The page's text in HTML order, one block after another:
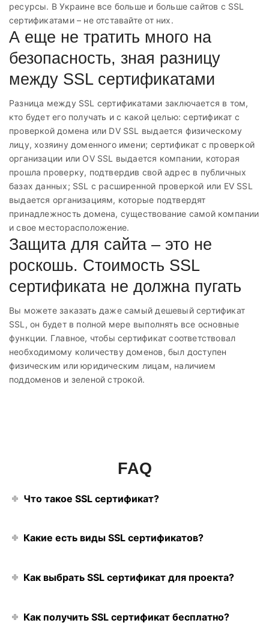
ресурсы. В Украине все больше и больше сайтов с SSL
сертификатами – не отставайте от них.
А еще не тратить много на
безопасность, зная разницу
между SSL сертификатами
Разница между SSL сертификатами заключается в том,
кто будет его получать и с какой целью: сертификат с
проверкой домена или DV SSL выдается физическому
лицу, хозяину доменного имени; сертификат с проверкой
организации или OV SSL выдается компании, которая
прошла проверку, подтвердив свой адрес в публичных
базах данных; SSL с расширенной проверкой или EV SSL
выдается организациям, которые подтвердят
принадлежность домена, существование самой компании
и свое месторасположение.
Защита для сайта – это не
роскошь. Стоимость SSL
сертификата не должна пугать
Вы можете заказать даже самый дешевый сертификат
SSL, он будет в полной мере выполнять все основные
функции. Главное, чтобы сертификат соответствовал
необходимому количеству доменов, был доступен
физическим или юридическим лицам, наличием
поддоменов и зеленой строкой.
FAQ
Что такое SSL сертификат?
Какие есть виды SSL сертификатов?
Как выбрать SSL сертификат для проекта?
Как получить SSL сертификат бесплатно?